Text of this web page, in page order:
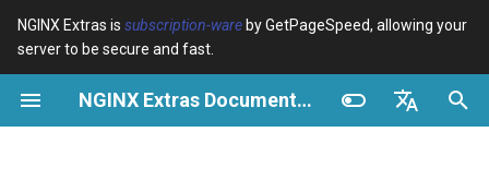
NGINX Extras is subscription-ware by GetPageSpeed, allowing your
server to be secure and fast.
NGINX Extras Documentation
S
u